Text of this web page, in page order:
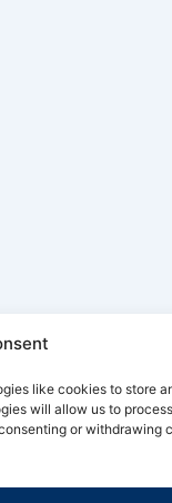
like cookies to store
will allow us to
or withdrawing